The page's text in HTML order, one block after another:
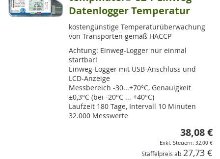
Seite
Datenlogger Temperatur
kostengünstige Temperaturüberwachung
von Transporten gemäß HACCP
Achtung: Einweg-Logger nur einmal
startbar!
Einweg-Logger mit USB-Anschluss und
LCD-Anzeige
Messbereich -30...+70°C, Genauigkeit
±0,3°C (bei -20°C ... +40°C)
Laufzeit 180 Tage, Intervall 10 Minuten
32.000 Messwerte
38,08 €
32,00 €
Staffelpreis ab 27,73 €